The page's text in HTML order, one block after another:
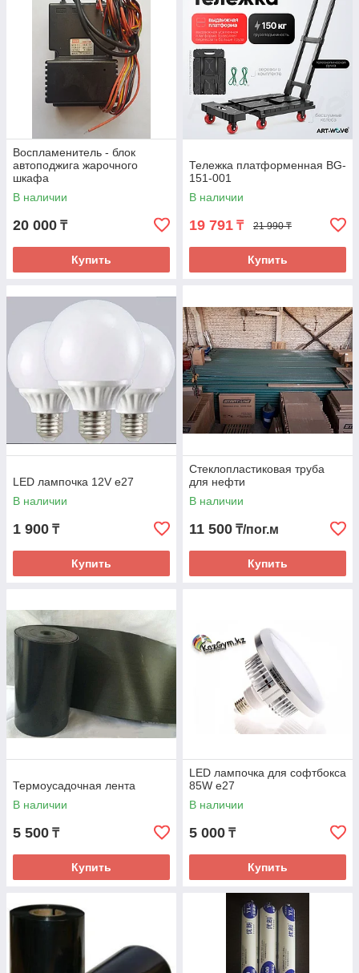
Воспламенитель - блок
автоподжига жарочного
шкафа
В наличии
20 000 ₸
Купить
Тележка платформенная BG-
151-001
В наличии
19 791 ₸ 21 990 ₸
Купить
LED лампочка 12V e27
В наличии
1 900 ₸
Купить
Стеклопластиковая труба
для нефти
В наличии
11 500 ₸/пог.м
Купить
Термоусадочная лента
В наличии
5 500 ₸
Купить
LED лампочка для софтбокса
85W e27
В наличии
5 000 ₸
Купить